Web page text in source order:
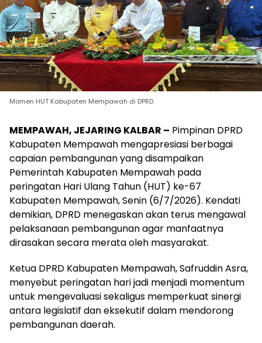
Momen HUT Kabupaten Mempawah di DPRD.
MEMPAWAH, JEJARING KALBAR – Pimpinan DPRD
Kabupaten Mempawah mengapresiasi berbagai
capaian pembangunan yang disampaikan
Pemerintah Kabupaten Mempawah pada
peringatan Hari Ulang Tahun (HUT) ke-67
Kabupaten Mempawah, Senin (6/7/2026). Kendati
demikian, DPRD menegaskan akan terus mengawal
pelaksanaan pembangunan agar manfaatnya
dirasakan secara merata oleh masyarakat.
Ketua DPRD Kabupaten Mempawah, Safruddin Asra,
menyebut peringatan hari jadi menjadi momentum
untuk mengevaluasi sekaligus memperkuat sinergi
antara legislatif dan eksekutif dalam mendorong
pembangunan daerah.